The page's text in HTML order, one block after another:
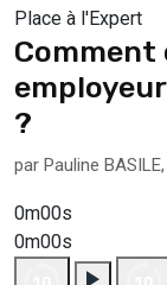
Place à l'Expert
?
par Pauline
0m00s
0m00s